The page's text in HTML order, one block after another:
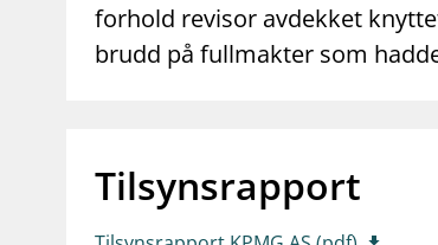
forhold revisor avdekket
brudd på fullmakter som
Tilsynsrapport